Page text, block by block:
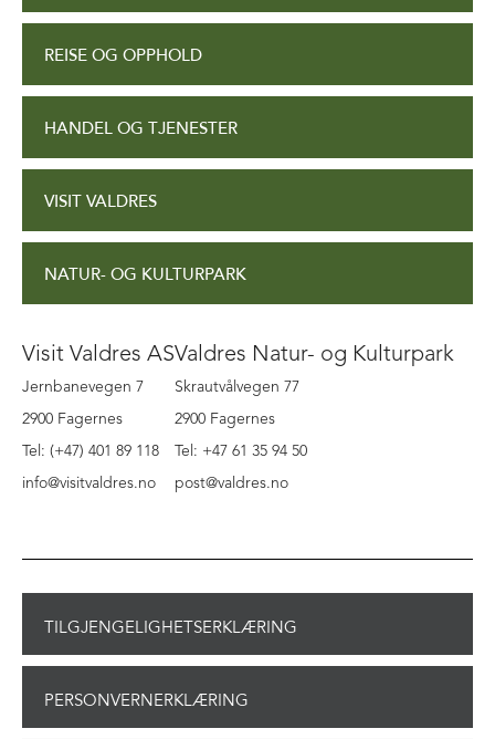
REISE OG OPPHOLD
HANDEL OG TJENESTER
VISIT VALDRES
NATUR- OG KULTURPARK
Visit Valdres AS
Jernbanevegen 7
2900 Fagernes
Tel: (+47) 401 89 118
info@visitvaldres.no
Valdres Natur- og Kulturpark
Skrautvålvegen 77
2900 Fagernes
Tel: +47 61 35 94 50
post@valdres.no
TILGJENGELIGHETSERKLÆRING
PERSONVERNERKLÆRING